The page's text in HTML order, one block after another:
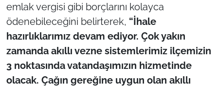
emlak vergisi gibi borçlarını kolayca
ödenebileceğini belirterek, “İhale
hazırlıklarımız devam ediyor. Çok yakın
zamanda akıllı vezne sistemlerimiz ilçemizin
3 noktasında vatandaşımızın hizmetinde
olacak. Çağın gereğine uygun olan akıllı
İş Dünyası
Bilim Teknoloji
English News